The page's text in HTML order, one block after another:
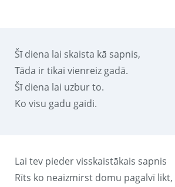
Šī diena lai skaista kā sapnis,
Tāda ir tikai vienreiz gadā.
Šī diena lai uzbur to.
Ko visu gadu gaidi.
Lai tev pieder visskaistākais sapnis
Rīts ko neaizmirst domu pagalvī likt,